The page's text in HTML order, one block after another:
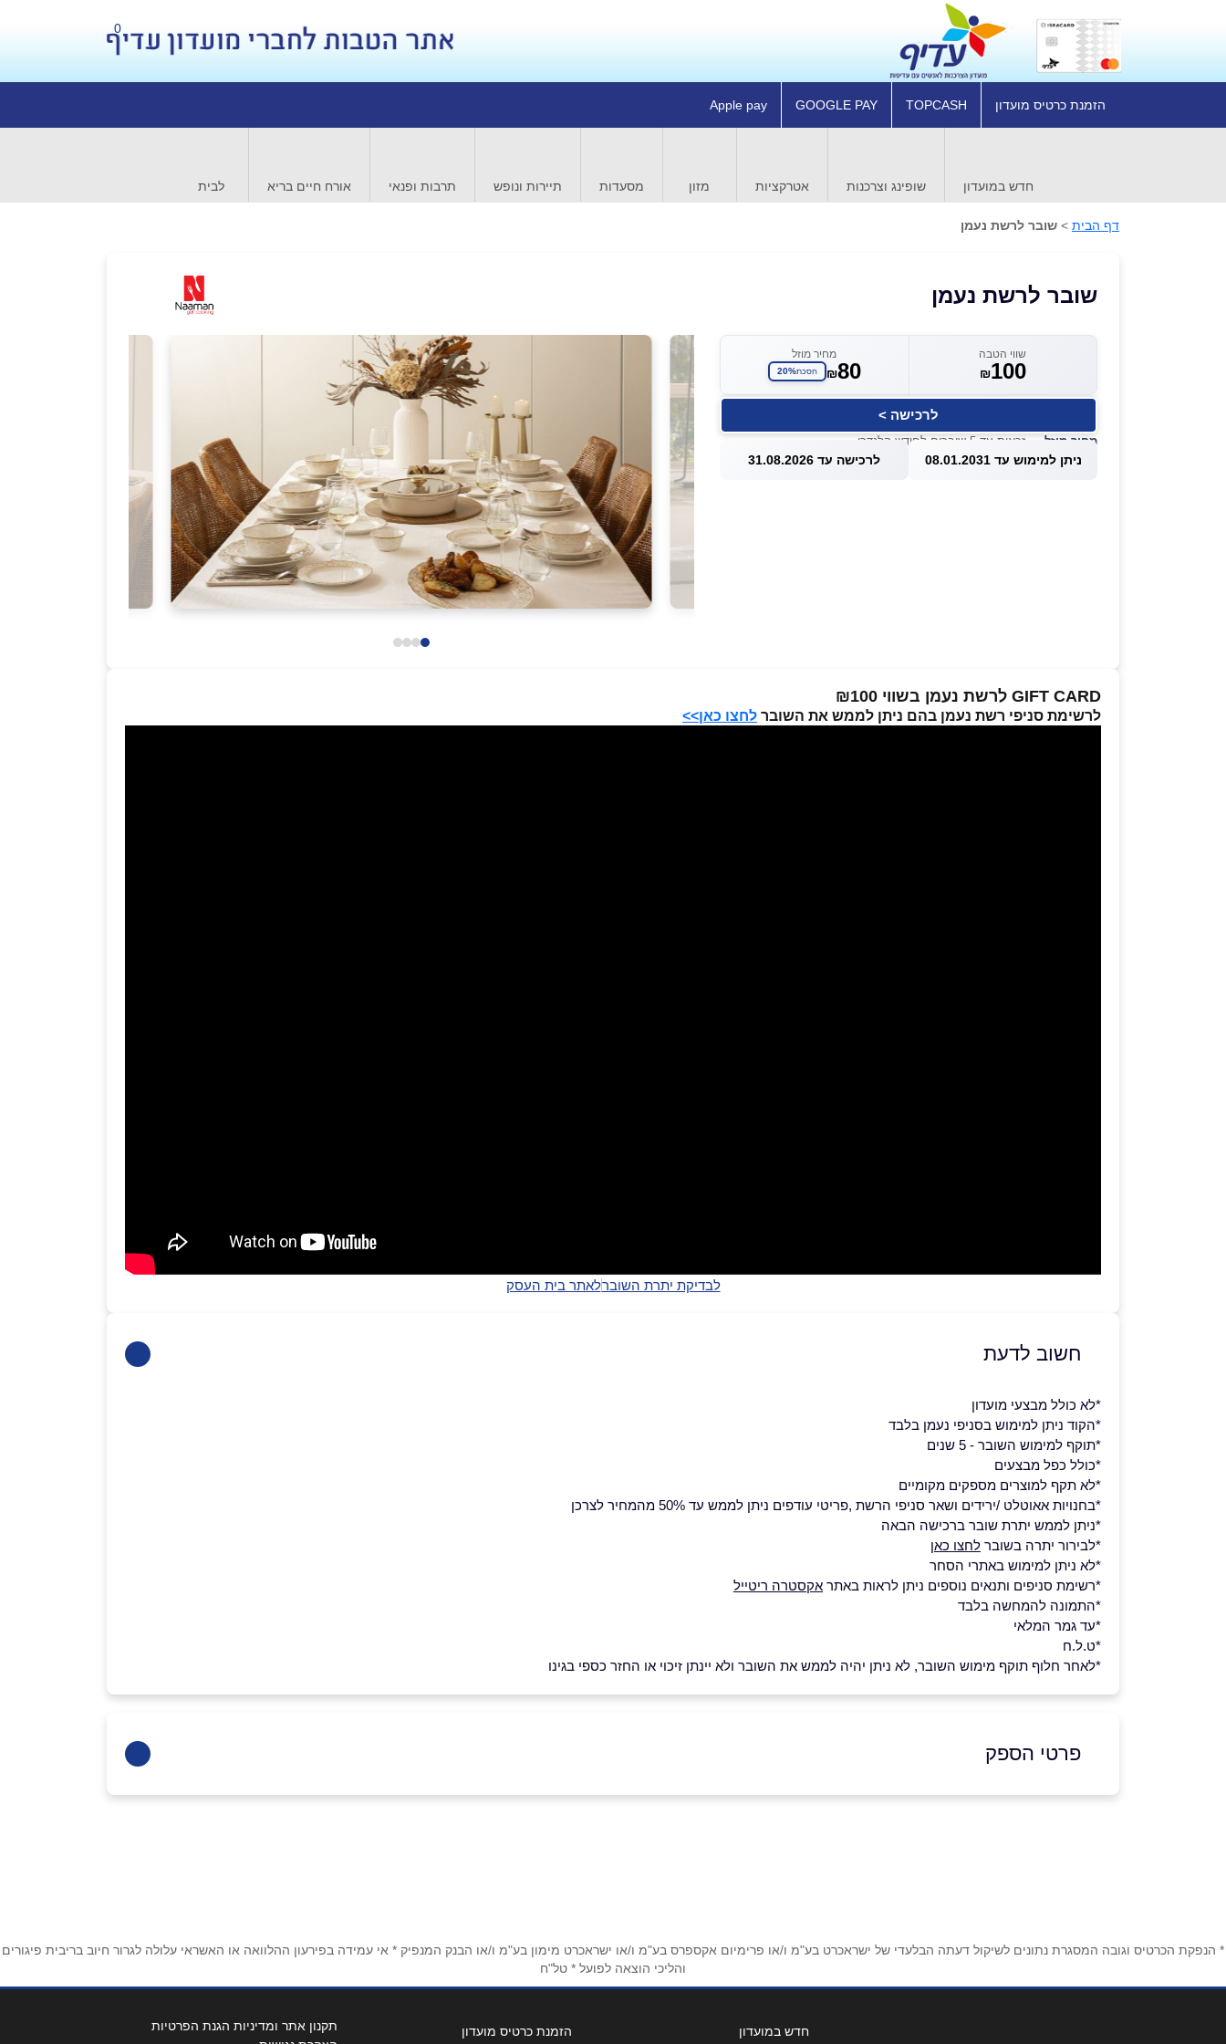
0
הזמנת כרטיס מועדון TOPCASH
GOOGLE PAY
Apple pay
חדש במועדון שופינג וצרכנות אטרקציות מזון מסעדות תיירות ונופש תרבות ופנאי אורח חיים בריא לבית
דף הבית > שובר לרשת נעמן
שובר לרשת נעמן
שווי הטבה
₪100
מחיר מוזל
₪80 חסכת20%
לרכישה >
מחיר מוזל — זכאות עד 5 שוברים לחודש קלנדרי
ניתן למימוש עד 08.01.2031 לרכישה עד 31.08.2026
GIFT CARD לרשת נעמן בשווי ₪100
לרשימת סניפי רשת נעמן בהם ניתן לממש את השובר לחצו כאן>>
לבדיקת יתרת השוברלאתר בית העסק
חשוב לדעת
*לא כולל מבצעי מועדון
*הקוד ניתן למימוש בסניפי נעמן בלבד
*תוקף למימוש השובר - 5 שנים
*כולל כפל מבצעים
*לא תקף למוצרים מספקים מקומיים
*בחנויות אאוטלט /ירידים ושאר סניפי הרשת ,פריטי עודפים ניתן לממש עד 50% מהמחיר לצרכן
*ניתן לממש יתרת שובר ברכישה הבאה
*לבירור יתרה בשובר לחצו כאן
*לא ניתן למימוש באתרי הסחר
*רשימת סניפים ותנאים נוספים ניתן לראות באתר אקסטרה ריטייל
*התמונה להמחשה בלבד
*עד גמר המלאי
*ט.ל.ח
*לאחר חלוף תוקף מימוש השובר, לא ניתן יהיה לממש את השובר ולא יינתן זיכוי או החזר כספי בגינו
פרטי הספק
* הנפקת הכרטיס וגובה המסגרת נתונים לשיקול דעתה הבלעדי של ישראכרט בע"מ ו/או פרימיום אקספרס בע"מ ו/או ישראכרט מימון בע"מ ו/או הבנק המנפיק * אי עמידה בפירעון ההלוואה או האשראי עלולה לגרור חיוב בריבית פיגורים
והליכי הוצאה לפועל * טל"ח
חדש במועדון הזמנת כרטיס מועדון
תקנון אתר ומדיניות הגנת הפרטיות